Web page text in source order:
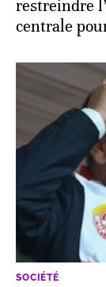
restreindre
centrale
SOCIÉTÉ